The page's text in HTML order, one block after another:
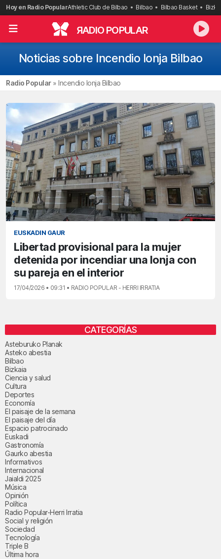
Saltar
al
contenido
Hoy en Radio PopularAthletic Club de Bilbao Bilbao Bilbao Basket
RADIO POPULAR
Noticias sobre Incendio lonja Bilbao
Radio Popular» Incendio lonja Bilbao
EUSKADIN GAUR
Libertad provisional para la mujer
detenida por incendiar una lonja con
su pareja en el interior
17/04/2026 • 09:31 • RADIO POPULAR - HERRI IRRATIA
CATEGORÍAS
Asteburuko Planak
Asteko abestia
Bilbao
Bizkaia
Ciencia y salud
Cultura
Deportes
Economía
El paisaje de la semana
El paisaje del día
Espacio patrocinado
Euskadi
Gastronomía
Gaurko abestia
Informativos
Internacional
Jaialdi 2025
Música
Opinión
Política
Radio Popular-Herri Irratia
Social y religión
Sociedad
Tecnología
Triple B
Última hora